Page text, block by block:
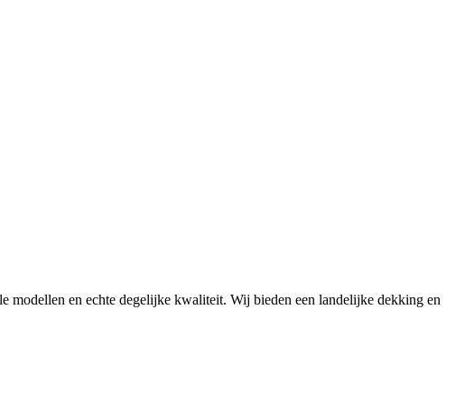
modellen en echte degelijke kwaliteit. Wij bieden een landelijke dekking en